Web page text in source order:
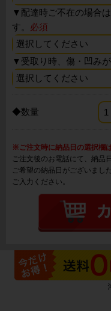
▼ 配達時ご不在の場合
す。 必須
▼ 受取り時、傷・凹み
◆数量
※ご注文時に納品日の選択欄
ご注文後のお電話にて、納品
ご希望の納品日がございまし
ご入力ください。